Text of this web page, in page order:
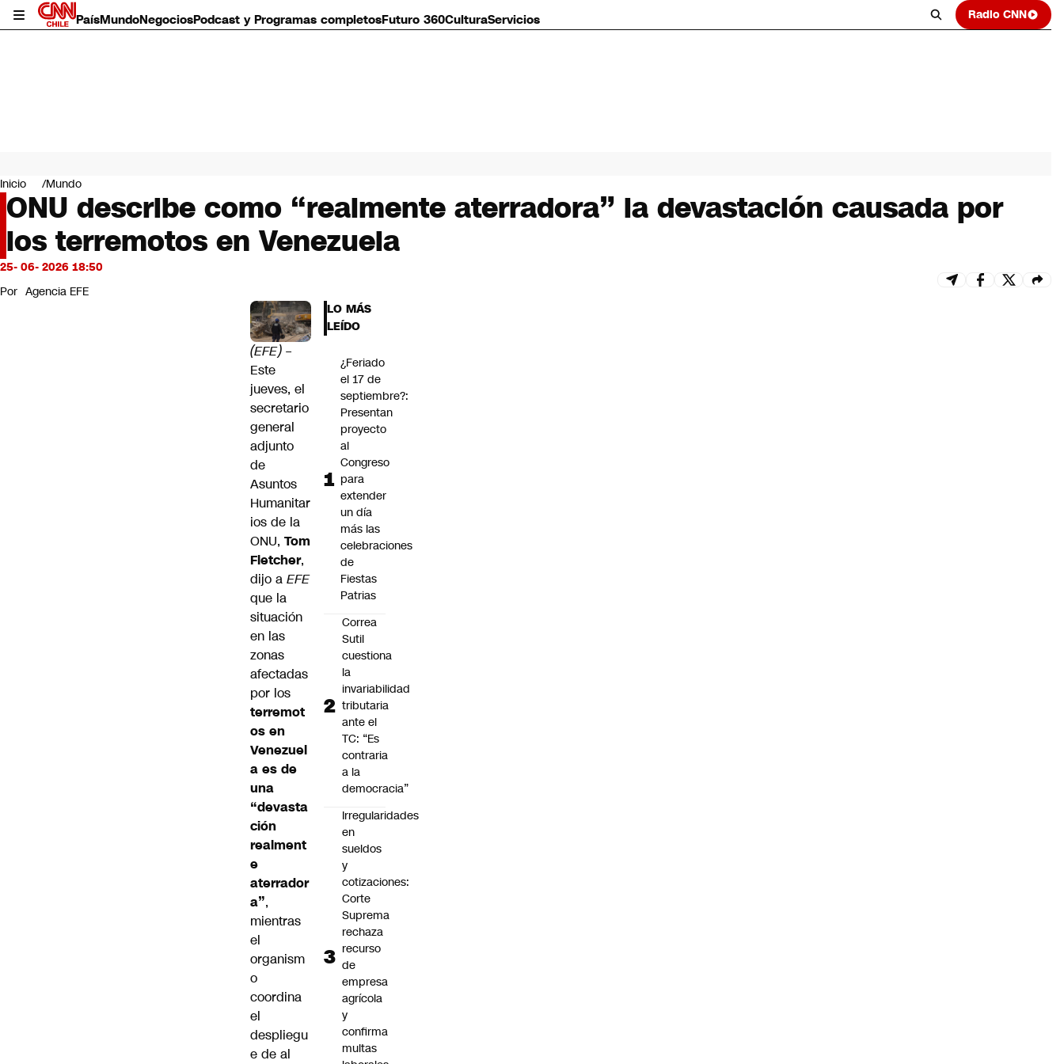
PaísMundoNegociosPodcast y Programas completosFuturo 360CulturaServicios Radio CNN
Mundo
Negocios
Deportes
Programas completos
Cultura
Servicios
Bits
CNN Data
Inicio Mundo
ONU describe como “realmente aterradora” la devastación causada por
los terremotos en Venezuela
25- 06- 2026 18:50
Por Agencia EFE
(EFE) –
Este
jueves, el
secretario
general
adjunto
de
Asuntos
Humanitar
ios de la
ONU, Tom
Fletcher,
dijo a EFE
que la
situación
en las
zonas
afectadas
por los
terremot
os en
Venezuel
a es de
una
“devasta
ción
realment
e
aterrador
a”,
mientras
el
organism
o
coordina
el
despliegu
e de al
LO MÁS
LEÍDO
¿Feriado
el 17 de
septiembre?:
Presentan
proyecto
al
Congreso
para
extender
un día
más las
celebraciones
de
Fiestas
Patrias
Correa
Sutil
cuestiona
la
invariabilidad
tributaria
ante el
TC: “Es
contraria
a la
democracia”
Irregularidades
en
sueldos
y
cotizaciones:
Corte
Suprema
rechaza
recurso
de
empresa
agrícola
y
confirma
multas